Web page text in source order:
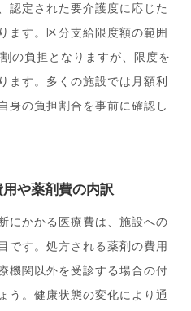
認定された要介護度に応じた
ます。区分支給限度額の範囲
の負担となりますが、限度を
ます。多くの施設では月額利
身の負担割合を事前に確認し
や薬剤費の内訳
にかかる医療費は、施設への
です。処方される薬剤の費用
機関以外を受診する場合の付
う。健康状態の変化により通